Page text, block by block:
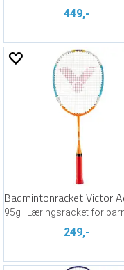
449,-
249,-